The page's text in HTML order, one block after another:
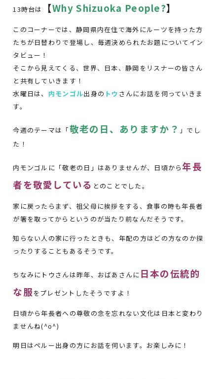
13時台は 【Why Shizuoka People?】
このコーナーでは、静岡県内在住で海外にルーツを持った方
たちが日替わりで登場し、毎週決められたお題についてイン
タビュー！
そこから見えてくる、世界、日本、静岡をリスナーの皆さん
と共有していきます！
水曜日は、 内モンゴル出身の トウ さんにお話を伺っていきま
す。
今週のテーマは「敬老の日、ありますか？ 」でし
た！
内モンゴルに「敬老の日」はありませんが、日頃から年長
者を敬愛している とのことでした。
家に戻ったらまず、祖父母に挨拶をする、食事の時も年長者
が箸を取ってからというのが当たり前なんだそうです。
知らない人の家に行ったときも、年配の方はどの方なのか探
ったりすることもあるそうです。
ちなみにトウさんは昨年、おばあさんに 日本の伝統的
な服 をプレゼントしたそうですよ！
日頃から年長者への尊敬の念を忘れない文化は日本と変わり
ませんね(^o^)
明日はペルー出身の方にお話を伺います。お楽しみに！